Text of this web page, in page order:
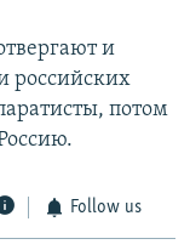
и
российских
потом
Follow us